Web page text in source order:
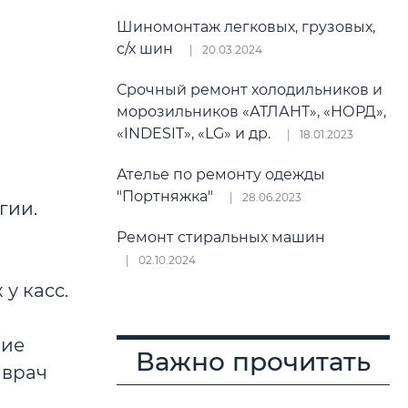
касс.
Шиномонтаж легковых, грузовых,
с/х шин
20.03.2024
Срочный ремонт холодильников и
морозильников «АТЛАНТ», «НОРД»,
«INDESIT», «LG» и др.
18.01.2023
Ателье по ремонту одежды
"Портняжка"
28.06.2023
Ремонт стиральных машин
02.10.2024
Важно прочитать